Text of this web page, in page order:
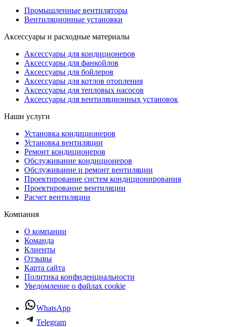
Промышленные вентиляторы
Вентиляционные установки
Аксессуары и расходные материалы
Аксессуары для кондиционеров
Аксессуары для фанкойлов
Аксессуары для бойлеров
Аксессуары для котлов отопления
Аксессуары для тепловых насосов
Аксессуары для вентиляционных установок
Наши услуги
Установка кондиционеров
Установка вентиляции
Ремонт кондиционеров
Обслуживание кондиционеров
Обслуживание и ремонт вентиляции
Проектирование систем кондиционирования
Проектирование вентиляции
Расчет вентиляции
Компания
О компании
Команда
Клиенты
Отзывы
Карта сайта
Политика конфиденциальности
Уведомление о файлах cookie
WhatsApp
Telegram